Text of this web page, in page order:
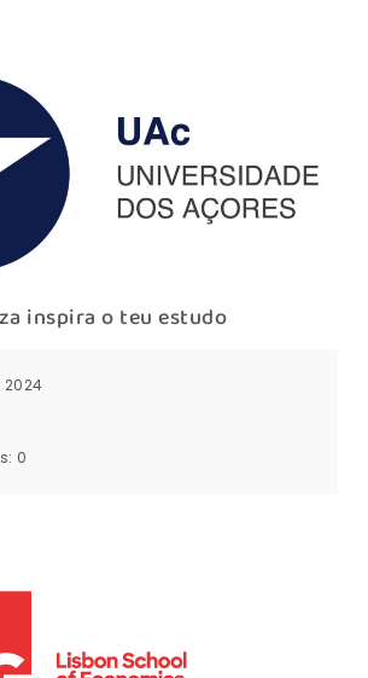
inspira o teu estudo
2024
0